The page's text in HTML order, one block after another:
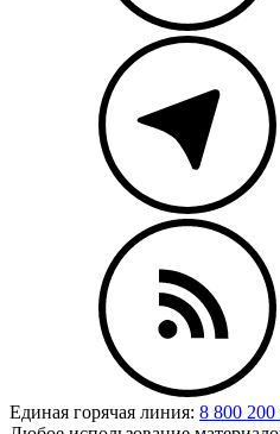
Единая горячая линия: 8 800 200